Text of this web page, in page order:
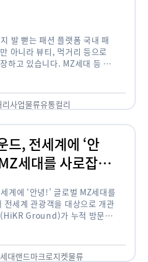
발 뻗는 패션 플랫폼 국내 패
아니라 뷰티, 먹거리 등으로
하고 있습니다. MZ세대 등 주
리사업물류유통컬리
드, 전세계에 ‘안
세대를 사로잡는
계에 ‘안녕!’ 글로벌 MZ세대를
전세계 관광객을 대상으로 개관
Ground)가 누적 방문객
…
대랜드마크로지켓물류